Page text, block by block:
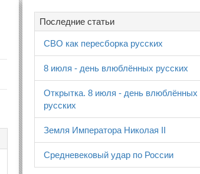
Последние статьи
СВО как пересборка русских
8 июля - день влюблённых русских
Открытка. 8 июля - день влюблённых
русских
Земля Императора Николая II
Средневековый удар по России